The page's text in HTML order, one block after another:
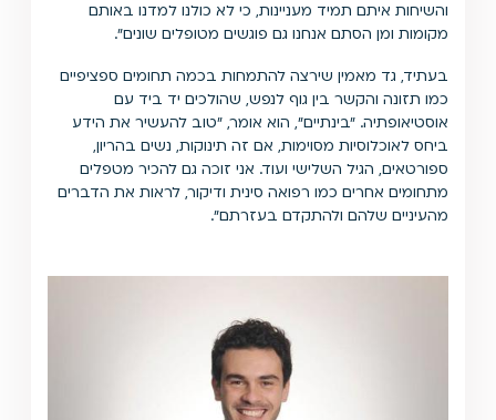
והשיחות איתם תמיד מעניינות, כי לא כולנו למדנו באותם
מקומות ומן הסתם אנחנו גם פוגשים מטופלים שונים".
בעתיד, גד מאמין שירצה להתמחות בכמה תחומים ספציפיים
כמו תזונה והקשר בין גוף לנפש, שהולכים יד ביד עם
אוסטיאופתיה. "בינתיים", הוא אומר, "טוב להעשיר את הידע
ביחס לאוכלוסיות מסוימות, אם זה תינוקות, נשים בהריון,
ספורטאים, הגיל השלישי ועוד. אני זוכה גם להכיר מטפלים
מתחומים אחרים כמו רפואה סינית ודיקור, לראות את הדברים
מהעיניים שלהם ולהתקדם בעזרתם".